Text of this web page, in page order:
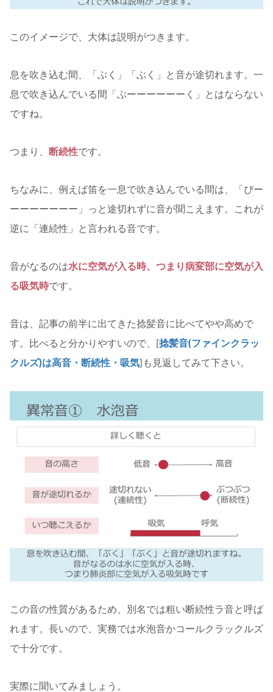
このイメージで、大体は説明がつきます。
息を吹き込む間、「ぶく」「ぶく」と音が途切れます。一
息で吹き込んでいる間「ぶーーーーーーく」とはならない
ですね。
つまり、 断続性です。
ちなみに、例えば笛を一息で吹き込んでいる間は、「ぴー
ーーーーーーー」っと途切れずに音が聞こえます。これが
逆に「連続性」と言われる音です。
音がなるのは水に空気が入る時、つまり病変部に空気が入
る吸気時です。
音は、記事の前半に出てきた捻髪音に比べてやや高めで
す。比べると分かりやすいので、[ 捻髪音(ファインクラッ
クルズ)は高音・断続性・吸気 ]も見返してみて下さい。
この音の性質があるため、別名では粗い断続性ラ音と呼ば
れます。長いので、実務では水泡音かコールクラックルズ
で十分です。
実際に聞いてみましょう。